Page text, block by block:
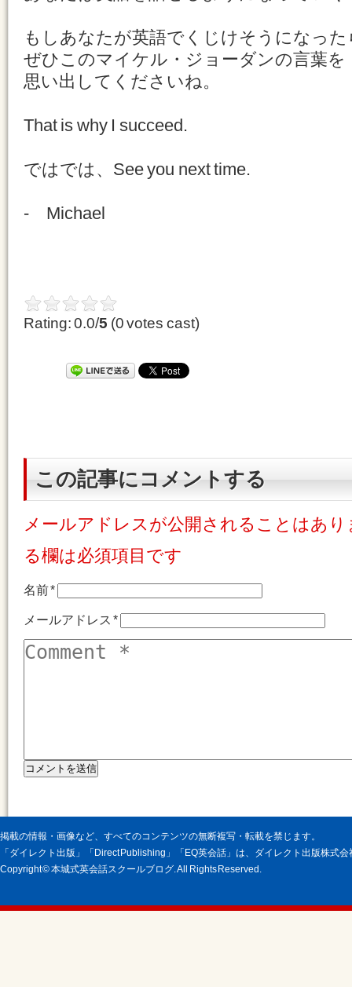
もしあなたが英語でくじけそうになった
ぜひこのマイケル・ジョーダンの言葉を
思い出してくださいね。
That is why I succeed.
ではでは、See you next time.
- Michael
Rating: 0.0/5 (0 votes cast)
この記事にコメントする
メールアドレスが公開されることはあ
る欄は必須項目です
名前*
メールアドレス*
掲載の情報・画像など、すべてのコンテンツの無断複写・転載を禁じます。
「ダイレクト出版」「Direct Publishing」「EQ英会話」は、ダイレクト出版株式
Copyright © 本城式英会話スクールブログ. All Rights Reserved.